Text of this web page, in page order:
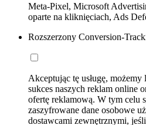
Meta-Pixel, Microsoft
oparte na kliknięciach, Ads
Rozszerzony Conversion-
Akceptując tę usługę,
sukces naszych reklam online
ofertę reklamową. W tym celu
zaszyfrowane dane osobowe
dostawcami zewnętrznymi,